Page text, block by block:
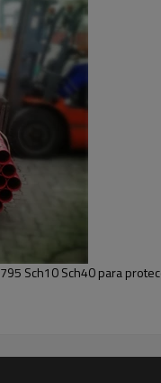
Sch10 Sch40 para